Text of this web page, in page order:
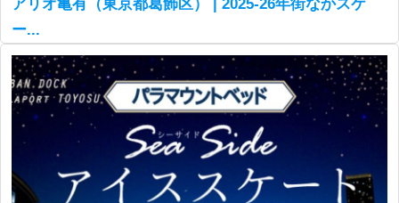
アリオ亀有（東京都葛飾区） | 2025-26年街なかスケ
ー...